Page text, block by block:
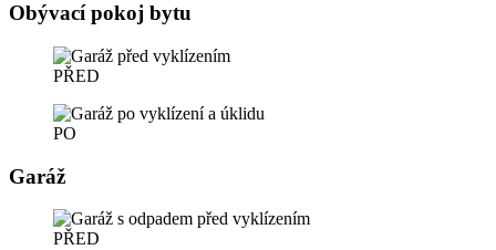
Obývací pokoj bytu
PŘED
PO
Garáž
PŘED